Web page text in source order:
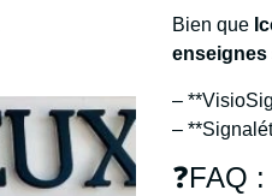
Bien que
enseignes
–
–
❓FAQ